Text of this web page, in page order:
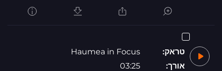
טראק:
Haumea in Focus
אורך:
03:25